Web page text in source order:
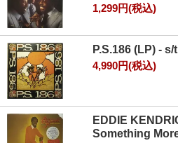
1,299円(税込)
P.S.186 (LP) - s/t
4,990円(税込)
EDDIE
Something